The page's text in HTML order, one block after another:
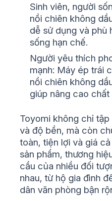
Sinh viên, người
nồi chiên không
dễ sử dụng và phù
sống hạn chế.
Người yêu thích
mạnh: Máy ép trái
nồi chiên không
giúp nâng cao
Toyomi không chỉ
và độ bền, mà còn
toàn, tiện lợi và giá
sản phẩm, thương
cầu của nhiều đối
nhau, từ hộ gia đình
dân văn phòng bận